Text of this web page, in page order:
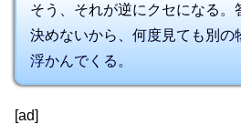
そう、それが逆にクセになる。
決めないから、何度見ても別の
浮かんでくる。
[ad]